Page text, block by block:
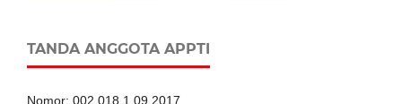
TANDA ANGGOTA APPTI
Nomor: 002.018.1.09.2017